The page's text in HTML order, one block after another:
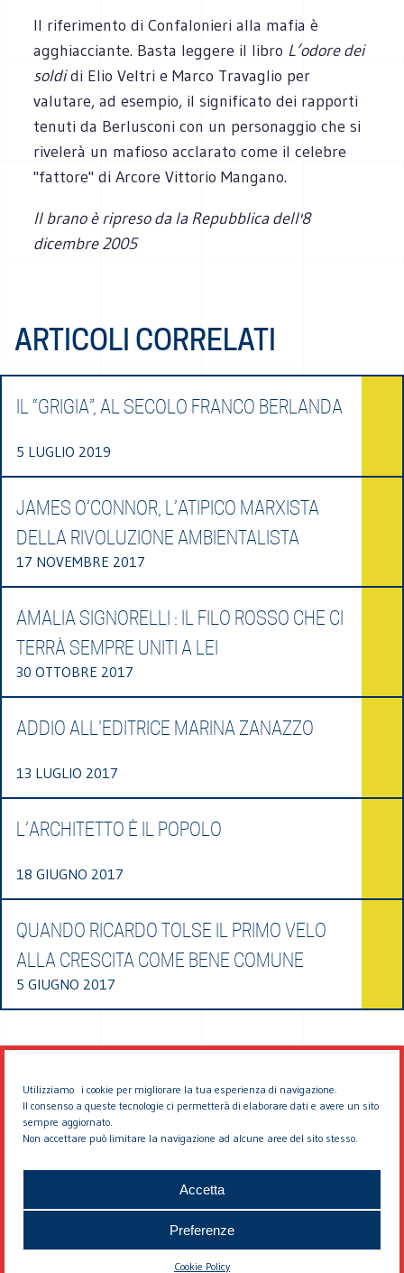
Utilizziamo i cookie per migliorare la tua esperienza di navigazione.
Il consenso a queste tecnologie ci permetterà di elaborare dati e avere un sito
sempre aggiornato.
Non accettare può limitare la navigazione ad alcune aree del sito stesso.
Accetta
Preferenze
Cookie Policy
Il riferimento di Confalonieri alla mafia è
agghiacciante. Basta leggere il libro L’odore dei
soldidi Elio Veltri e Marco Travaglio per
valutare, ad esempio, il significato dei rapporti
tenuti da Berlusconi con un personaggio che si
rivelerà un mafioso acclarato come il celebre
"fattore" di Arcore Vittorio Mangano.
Il brano è ripreso da la Repubblica dell'8
dicembre 2005
ARTICOLI CORRELATI
IL “GRIGIA”, AL SECOLO FRANCO BERLANDA
5 LUGLIO 2019
JAMES O’CONNOR, L’ATIPICO MARXISTA
DELLA RIVOLUZIONE AMBIENTALISTA
17 NOVEMBRE 2017
AMALIA SIGNORELLI : IL FILO ROSSO CHE CI
TERRÀ SEMPRE UNITI A LEI
30 OTTOBRE 2017
ADDIO ALL'EDITRICE MARINA ZANAZZO
13 LUGLIO 2017
L’ARCHITETTO È IL POPOLO
18 GIUGNO 2017
QUANDO RICARDO TOLSE IL PRIMO VELO
ALLA CRESCITA COME BENE COMUNE
5 GIUGNO 2017
© 2026 EDDYBURG